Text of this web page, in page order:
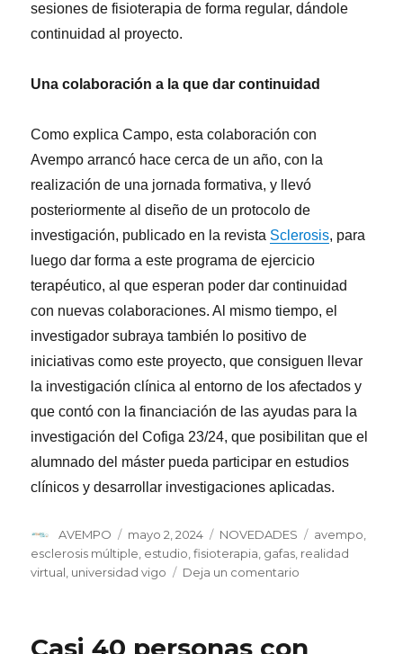
sesiones de fisioterapia de forma regular, dándole
continuidad al proyecto.
Una colaboración a la que dar continuidad
Como explica Campo, esta colaboración con
Avempo arrancó hace cerca de un año, con la
realización de una jornada formativa, y llevó
posteriormente al diseño de un protocolo de
investigación, publicado en la revista Sclerosis, para
luego dar forma a este programa de ejercicio
terapéutico, al que esperan poder dar continuidad
con nuevas colaboraciones. Al mismo tiempo, el
investigador subraya también lo positivo de
iniciativas como este proyecto, que consiguen llevar
la investigación clínica al entorno de los afectados y
que contó con la financiación de las ayudas para la
investigación del Cofiga 23/24, que posibilitan que el
alumnado del máster pueda participar en estudios
clínicos y desarrollar investigaciones aplicadas.
Autor
AVEMPO
Publicado
el
mayo 2, 2024 Categorías
NOVEDADES Etiquetas
avempo
esclerosis múltiple estudio ,fisioterapia gafas realidad
virtual universidad vigo Deja un comentario
de
Casi 40 personas con